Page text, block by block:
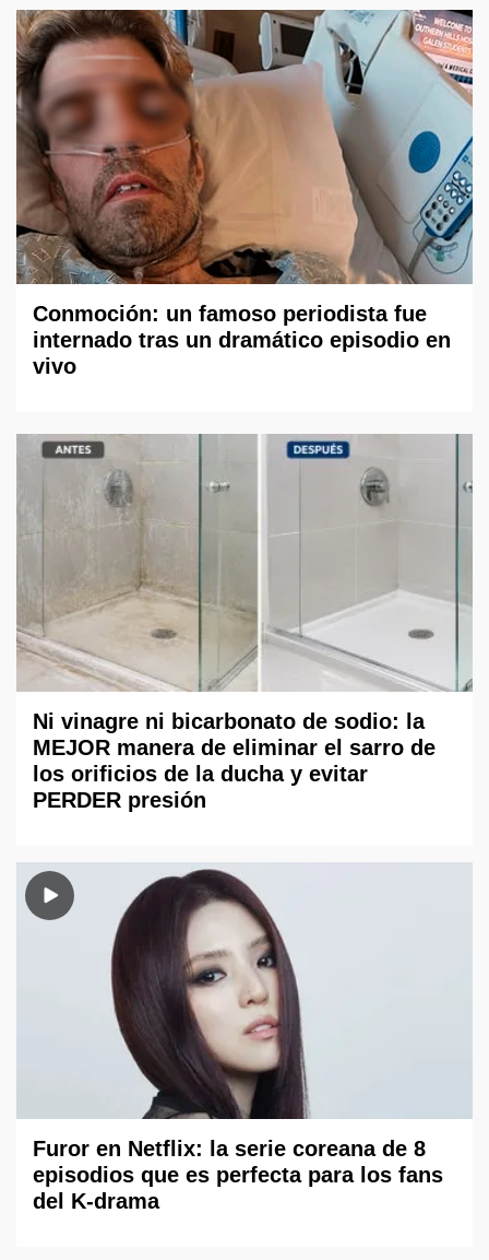
Conmoción: un famoso periodista fue
internado tras un dramático episodio en
vivo
Ni vinagre ni bicarbonato de sodio: la
MEJOR manera de eliminar el sarro de
los orificios de la ducha y evitar
PERDER presión
Furor en Netflix: la serie coreana de 8
episodios que es perfecta para los fans
del K-drama